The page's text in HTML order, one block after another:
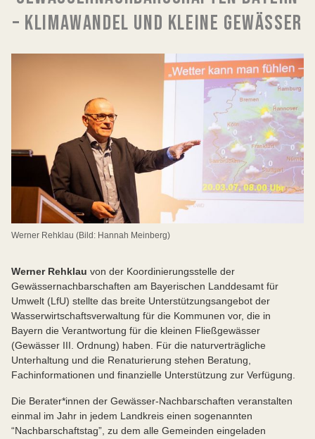
– KLIMAWANDEL UND KLEINE GEWÄSSER
Werner Rehklau (Bild: Hannah Meinberg)
Werner Rehklau von der Koordinierungsstelle der
Gewässernachbarschaften am Bayerischen Landdesamt für
Umwelt (LfU) stellte das breite Unterstützungsangebot der
Wasserwirtschaftsverwaltung für die Kommunen vor, die in
Bayern die Verantwortung für die kleinen Fließgewässer
(Gewässer III. Ordnung) haben. Für die naturverträgliche
Unterhaltung und die Renaturierung stehen Beratung,
Fachinformationen und finanzielle Unterstützung zur Verfügung.
Die Berater*innen der Gewässer-Nachbarschaften veranstalten
einmal im Jahr in jedem Landkreis einen sogenannten
“Nachbarschaftstag”, zu dem alle Gemeinden eingeladen